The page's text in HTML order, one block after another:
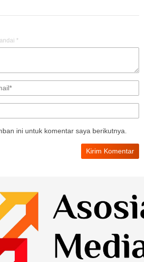
*
ini untuk komentar saya berikutnya.